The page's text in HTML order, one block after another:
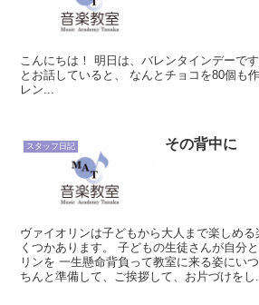
こんにちは！ 明日は、バレンタインデーで
とお話していると、 なんとチョコを80個も
レン...
スタッフ日記 その背中に
ヴァイオリンは子どもから大人まで楽しめ
くつかあります。 子どもの生徒さんが自分
リンを 一生懸命背負って教室に来る姿にい
ちんと準備して、ご挨拶して、お片づけをし